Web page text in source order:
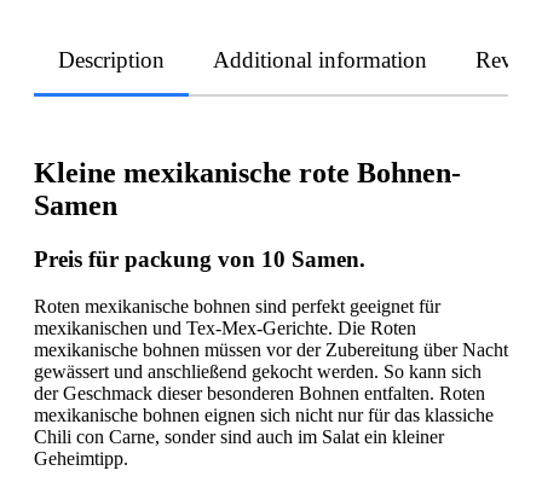
Description Additional information
Kleine mexikanische rote Bohnen-
Samen
Preis für packung von 10 Samen.
Roten mexikanische bohnen sind perfekt geeignet für
mexikanischen und Tex-Mex-Gerichte. Die Roten
mexikanische bohnen müssen vor der Zubereitung über Nacht
gewässert und anschließend gekocht werden. So kann sich
der Geschmack dieser besonderen Bohnen entfalten. Roten
mexikanische bohnen eignen sich nicht nur für das klassiche
Chili con Carne, sonder sind auch im Salat ein kleiner
Geheimtipp.